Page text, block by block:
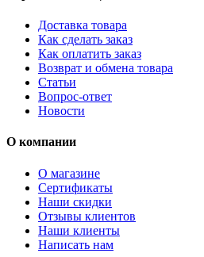
Доставка товара
Как сделать заказ
Как оплатить заказ
Возврат и обмена товара
Статьи
Вопрос-ответ
Новости
О компании
О магазине
Сертификаты
Наши скидки
Отзывы клиентов
Наши клиенты
Написать нам